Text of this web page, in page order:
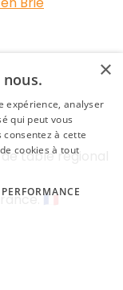
table régional
🇫🇷
×
expérience, analyser
qui peut vous
à cette
cookies à tout
PERFORMANCE